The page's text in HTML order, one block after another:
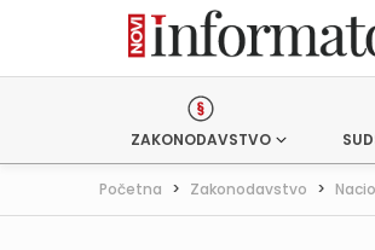
ZAKONODAVSTVO
Početna > Zakonodavstvo >